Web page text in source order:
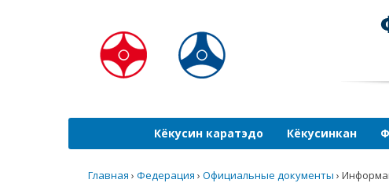
Кёкусин каратэдо Кёкусинкан
Главная › Федерация › Официальные документы ›